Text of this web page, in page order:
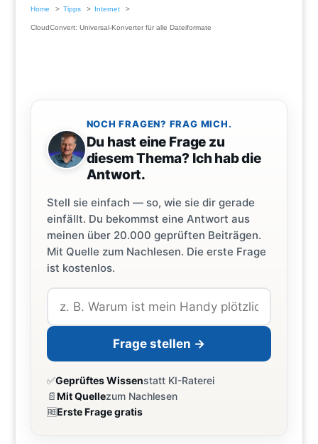
Home Tipps Internet
CloudConvert: Universal-Konverter für alle Dateiformate
NOCH FRAGEN? FRAG MICH.
Du hast eine Frage zu
diesem Thema? Ich hab die
Antwort.
Stell sie einfach — so, wie sie dir gerade
einfällt. Du bekommst eine Antwort aus
meinen über 20.000 geprüften Beiträgen.
Mit Quelle zum Nachlesen. Die erste Frage
ist kostenlos.
Frage stellen →
✅Geprüftes Wissenstatt KI-Raterei
📄Mit Quellezum Nachlesen
🆓Erste Frage gratis